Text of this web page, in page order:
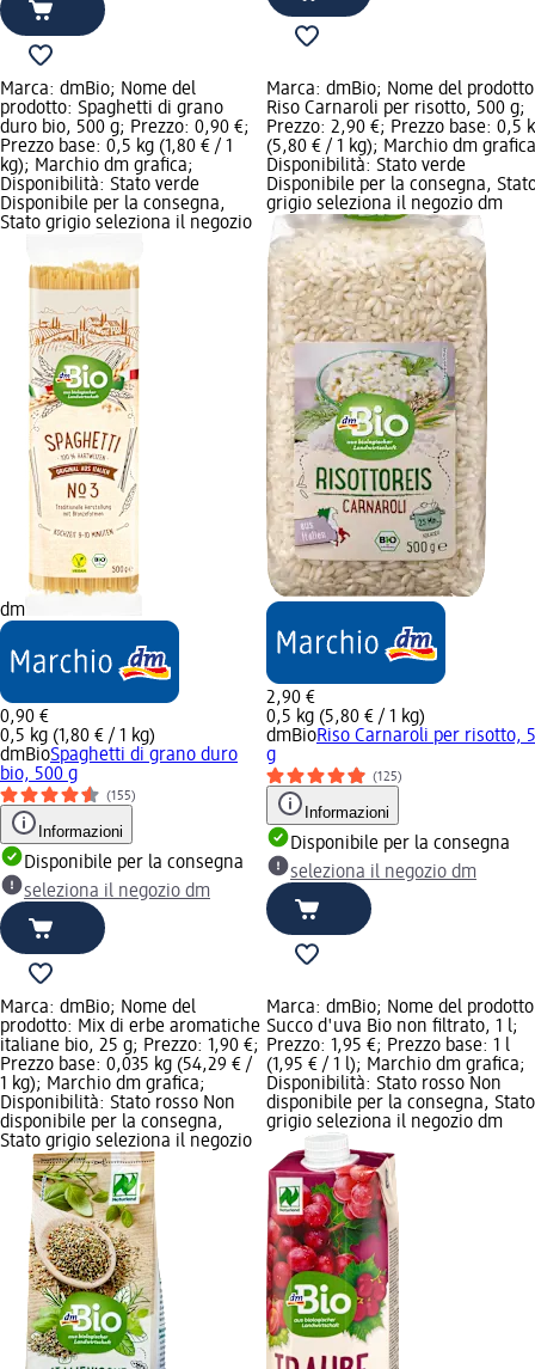
Marca: dmBio; Nome del
prodotto: Spaghetti di grano
duro bio, 500 g; Prezzo: 0,90 €;
Prezzo base: 0,5 kg (1,80 € / 1
kg); Marchio dm grafica;
Disponibilità: Stato verde
Disponibile per la consegna,
Stato grigio seleziona il negozio
dm
0,90 €
0,5 kg (1,80 € / 1 kg)
dmBioSpaghetti di grano duro
bio, 500 g
(155)
Informazioni
Disponibile per la consegna
seleziona il negozio dm
Marca: dmBio; Nome del
Riso Carnaroli per risotto, 500 g;
Prezzo: 2,90 €; Prezzo base: 0,5
(5,80 € / 1 kg); Marchio dm
Disponibilità: Stato verde
Disponibile per la consegna,
grigio seleziona il negozio dm
2,90 €
0,5 kg (5,80 € / 1 kg)
dmBioRiso Carnaroli per risotto,
g
(125)
Informazioni
Disponibile per la consegna
seleziona il negozio dm
Marca: dmBio; Nome del
prodotto: Mix di erbe aromatiche
italiane bio, 25 g; Prezzo: 1,90 €;
Prezzo base: 0,035 kg (54,29 € /
1 kg); Marchio dm grafica;
Disponibilità: Stato rosso Non
disponibile per la consegna,
Stato grigio seleziona il negozio
Marca: dmBio; Nome del
Succo d'uva Bio non filtrato, 1 l;
Prezzo: 1,95 €; Prezzo base: 1 l
(1,95 € / 1 l); Marchio dm grafica;
Disponibilità: Stato rosso Non
disponibile per la consegna, Stato
grigio seleziona il negozio dm